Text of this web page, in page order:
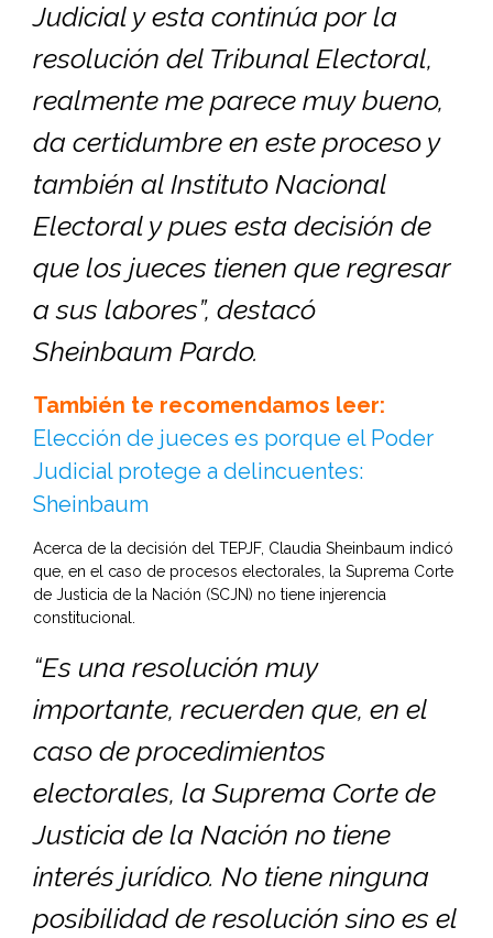
Judicial y esta continúa por la
resolución del Tribunal Electoral,
realmente me parece muy bueno,
da certidumbre en este proceso y
también al Instituto Nacional
Electoral y pues esta decisión de
que los jueces tienen que regresar
a sus labores”, destacó
Sheinbaum Pardo.
También te recomendamos leer:
Elección de jueces es porque el Poder
Judicial protege a delincuentes:
Sheinbaum
Acerca de la decisión del TEPJF, Claudia Sheinbaum indicó
que, en el caso de procesos electorales, la Suprema Corte
de Justicia de la Nación (SCJN) no tiene injerencia
constitucional.
“Es una resolución muy
importante, recuerden que, en el
caso de procedimientos
electorales, la Suprema Corte de
Justicia de la Nación no tiene
interés jurídico. No tiene ninguna
posibilidad de resolución sino es el